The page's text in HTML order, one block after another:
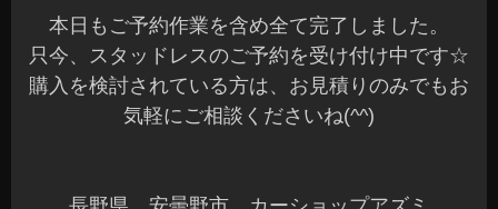
本日もご予約作業を含め全て完了しました。
只今、スタッドレスのご予約を受け付け中です☆
購入を検討されている方は、お見積りのみでもお
気軽にご相談くださいね(^^)